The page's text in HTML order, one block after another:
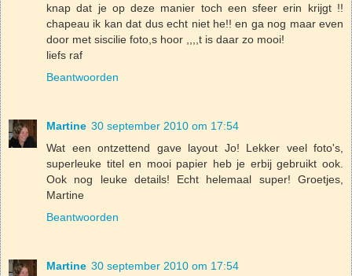
knap dat je op deze manier toch een sfeer erin krijgt !!
chapeau ik kan dat dus echt niet he!! en ga nog maar even
door met siscilie foto,s hoor ,,,,t is daar zo mooi!
liefs raf
Beantwoorden
Martine 30 september 2010 om 17:54
Wat een ontzettend gave layout Jo! Lekker veel foto's,
superleuke titel en mooi papier heb je erbij gebruikt ook.
Ook nog leuke details! Echt helemaal super! Groetjes,
Martine
Beantwoorden
Martine 30 september 2010 om 17:54